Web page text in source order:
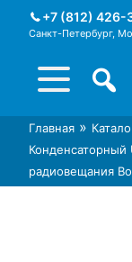
+7 (812) 426-
Санкт-Петербург,
Главная »
Конденсаторный
радиовещания